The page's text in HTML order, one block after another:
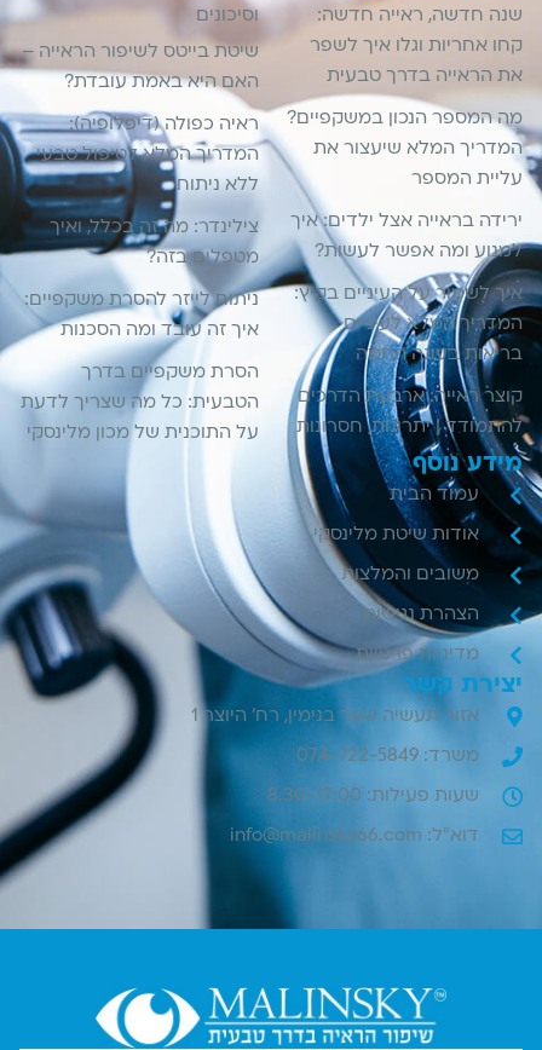
שנה חדשה, ראייה חדשה:
קחו אחריות וגלו איך לשפר
את הראייה בדרך טבעית
מה המספר הנכון במשקפיים?
המדריך המלא שיעצור את
עליית המספר
ירידה בראייה אצל ילדים: איך
למנוע ומה אפשר לעשות?
איך לשמור על העיניים בקיץ:
המדריך המלא לעיניים
בריאות בעונה החמה
קוצר ראייה: ארבעת הדרכים
להתמודד | יתרונות, חסרונות
וסיכונים
שיטת בייטס לשיפור הראייה –
האם היא באמת עובדת?
ראיה כפולה (דיפלופיה):
המדריך המלא לטיפול טבעי
ללא ניתוח
צילינדר: מה זה בכלל, ואיך
מטפלים בזה?
ניתוח לייזר להסרת משקפיים:
איך זה עובד ומה הסכנות
הסרת משקפיים בדרך
הטבעית: כל מה שצריך לדעת
על התוכנית של מכון מלינסקי
מידע נוסף
עמוד הבית
אודות שיטת מלינסקי
משובים והמלצות
הצהרת נגישות
מדיניות פרטיות
יצירת קשר
אזור תעשיה שער בנימין, רח' היוצר 1
משרד: 074-722-5849
שעות פעילות: 8.30-17:00
דוא"ל: info@malinsky66.com